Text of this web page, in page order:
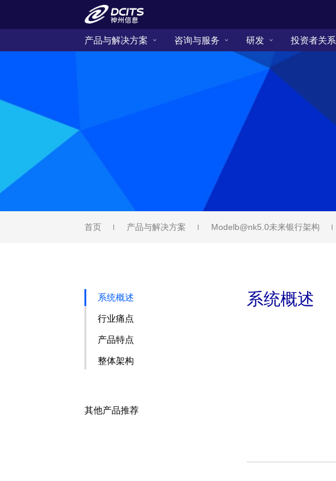
产品与解决方案 咨询与服务 研发 投资者关系
首页 产品与解决方案 Modelb@nk5.0未来银行架构
系统概述
系统概述
行业痛点
产品特点
整体架构
其他产品推荐